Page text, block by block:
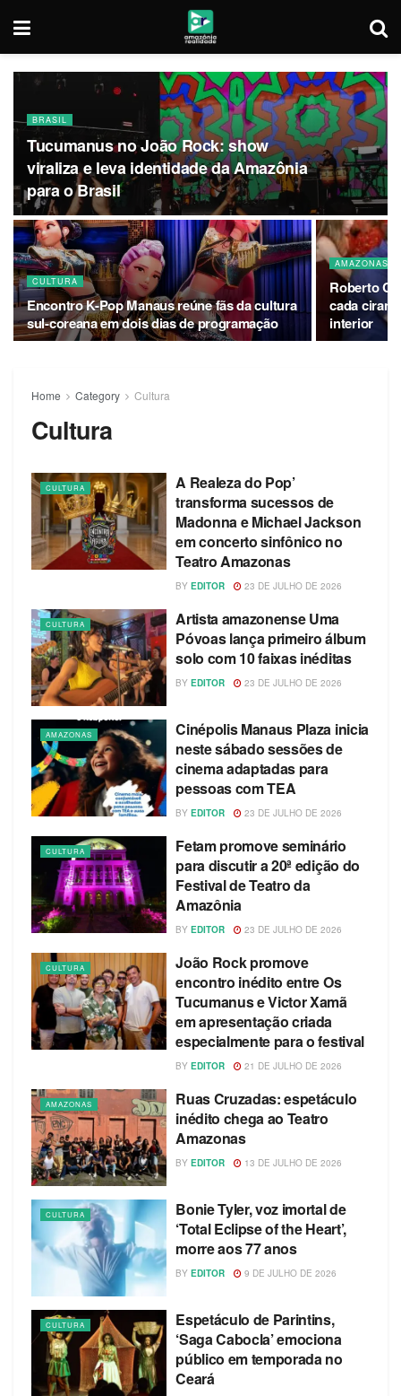
BRASIL
Tucumanus no João Rock: show
viraliza e leva identidade da Amazônia
para o Brasil
CULTURA
Encontro K-Pop Manaus reúne fãs da cultura
sul-coreana em dois dias de programação
AMAZONAS
Roberto
cada
interior
Home Category Cultura
Cultura
CULTURA
A Realeza do Pop’
transforma sucessos de
Madonna e Michael Jackson
em concerto sinfônico no
Teatro Amazonas
BY EDITOR 23 DE JULHO DE 2026
CULTURA
Artista amazonense Uma
Póvoas lança primeiro álbum
solo com 10 faixas inéditas
BY EDITOR 23 DE JULHO DE 2026
AMAZONAS
Cinépolis Manaus Plaza inicia
neste sábado sessões de
cinema adaptadas para
pessoas com TEA
BY EDITOR 23 DE JULHO DE 2026
CULTURA
Fetam promove seminário
para discutir a 20ª edição do
Festival de Teatro da
Amazônia
BY EDITOR 23 DE JULHO DE 2026
CULTURA
João Rock promove
encontro inédito entre Os
Tucumanus e Victor Xamã
em apresentação criada
especialmente para o festival
BY EDITOR 21 DE JULHO DE 2026
AMAZONAS
Ruas Cruzadas: espetáculo
inédito chega ao Teatro
Amazonas
BY EDITOR 13 DE JULHO DE 2026
CULTURA
Bonie Tyler, voz imortal de
‘Total Eclipse of the Heart’,
morre aos 77 anos
BY EDITOR 9 DE JULHO DE 2026
CULTURA
Espetáculo de Parintins,
‘Saga Cabocla’ emociona
público em temporada no
Ceará